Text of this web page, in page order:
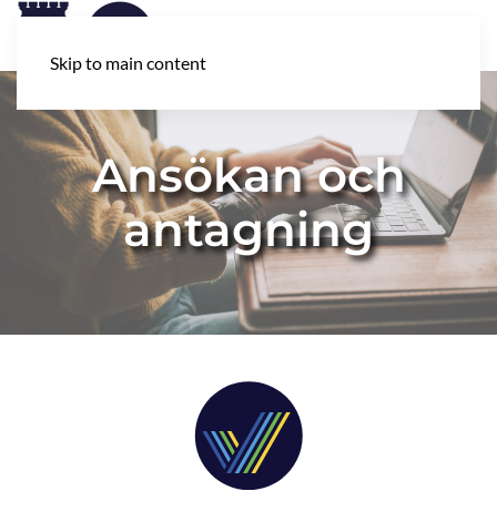
Skip to main content
Ansökan och
antagning